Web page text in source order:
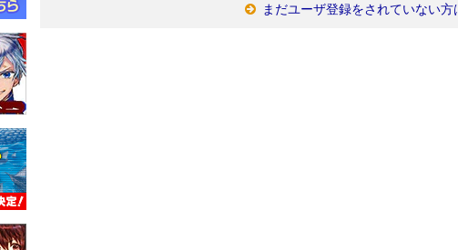
まだユーザ登録をされていない方